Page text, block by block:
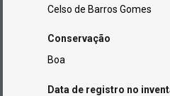
Celso de Barros Gomes
Conservação
Boa
Data de registro no